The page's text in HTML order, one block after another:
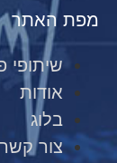
מפת האתר
שיתופי
אודות
בלוג
צור קשר